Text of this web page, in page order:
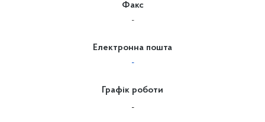
Факс
-
Електронна пошта
-
Графік роботи
-